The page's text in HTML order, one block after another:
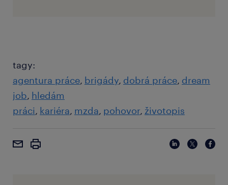
tagy:
agentura práce brigády dobrá práce dream
job hledám
práci kariéra mzda pohovor životopis